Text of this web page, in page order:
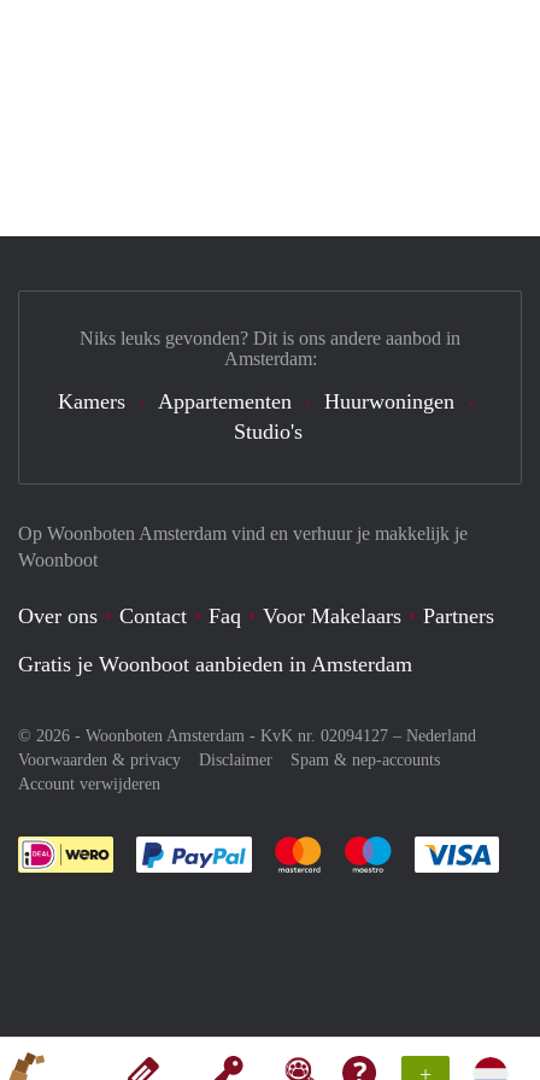
+
Op Woonboten Amsterdam vind en verhuur je makkelijk je
Woonboot
Over ons Contact Faq Voor Makelaars
Partners
Gratis je Woonboot aanbieden in Amsterdam
© 2026 - Woonboten Amsterdam - KvK nr. 02094127 – Nederland
Voorwaarden & privacy
Disclaimer
Spam & nep-accounts
Account verwijderen
Je rekent gemakkelijk af met Paypal
Je rekent gemakkelijk af met
Je rekent
Niks leuks gevonden? Dit is ons andere aanbod in
Amsterdam:
Kamers Appartementen
Huurwoningen
Studio's